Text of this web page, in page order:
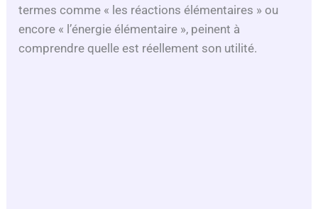
termes comme « les réactions élémentaires » ou
encore « l’énergie élémentaire », peinent à
comprendre quelle est réellement son utilité.